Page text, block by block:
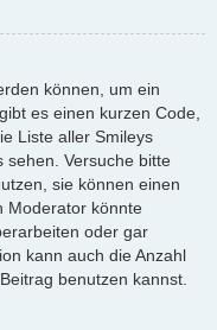
können, um ein
es einen kurzen Code,
Liste aller Smileys
sehen. Versuche bitte
sie können einen
Moderator könnte
oder gar
kann auch die Anzahl
benutzen kannst.